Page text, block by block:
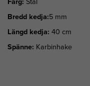
Bredd kedja:5 mm
Längd kedja: 40 cm
Spänne: Karbinhake